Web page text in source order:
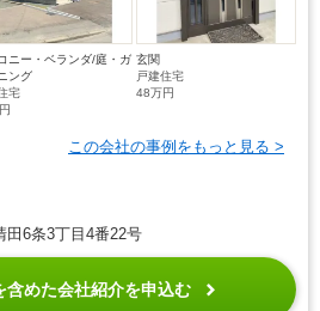
ニー・ベランダ/庭・ガ
ング
宅
玄関
戸建住宅
48万円
この会社の事例をもっと見る >
6条3丁目4番22号
含めた会社紹介を申込む